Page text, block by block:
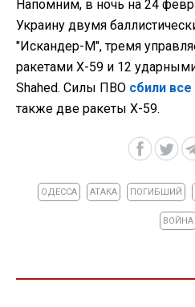
Напомним, в ночь на 24
Украину двумя
"Искандер-М", тремя
ракетами Х-59 и 12
Shahed. Силы ПВО сбили
также две ракеты Х-59.
ОДЕССА АТАКА ПОГИБШИЙ
ВОЙНА